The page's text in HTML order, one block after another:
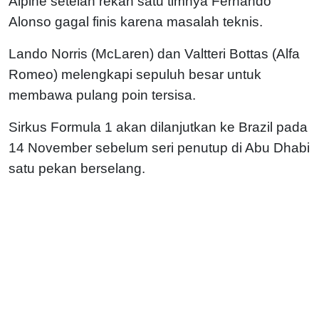
Alonso gagal finis karena masalah teknis.
Lando Norris (McLaren) dan Valtteri Bottas (Alfa
Romeo) melengkapi sepuluh besar untuk
membawa pulang poin tersisa.
Sirkus Formula 1 akan dilanjutkan ke Brazil pada
14 November sebelum seri penutup di Abu Dhabi
satu pekan berselang.